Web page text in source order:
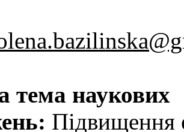
тема наукових
Підвищення